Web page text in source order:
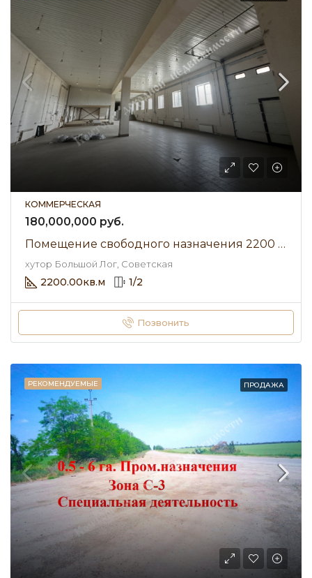
КОММЕРЧЕСКАЯ
180,000,000 руб.
Помещение свободного назначения 2200 м² • Советская • Продажа
хутор Большой Лог, Советская
2200.00кв.м 1/2
Позвонить
РЕКОМЕНДУЕМЫЕ ПРОДАЖА